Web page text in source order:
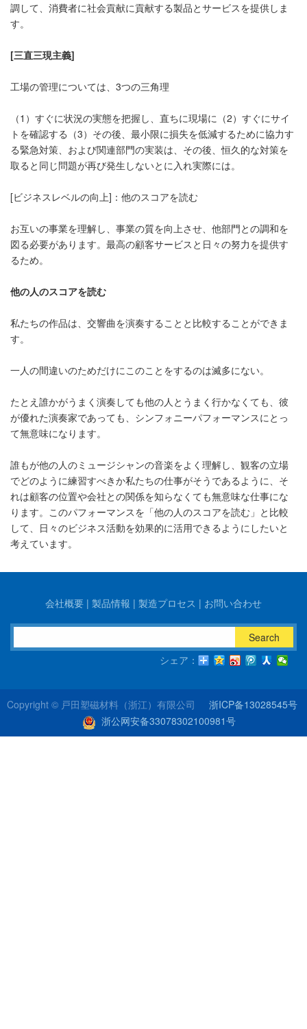
調して、消費者に社会貢献に貢献する製品とサービスを提供しま
す。
[三直三現主義]
工場の管理については、3つの三角理
（1）すぐに状況の実態を把握し、直ちに現場に（2）すぐにサイ
トを確認する（3）その後、最小限に損失を低減するために協力す
る緊急対策、および関連部門の実装は、その後、恒久的な対策を
取ると同じ問題が再び発生しないとに入れ実際には。
[ビジネスレベルの向上]：他のスコアを読む
お互いの事業を理解し、事業の質を向上させ、他部門との調和を
図る必要があります。最高の顧客サービスと日々の努力を提供す
るため。
他の人のスコアを読む
私たちの作品は、交響曲を演奏することと比較することができま
す。
一人の間違いのためだけにこのことをするのは滅多にない。
たとえ誰かがうまく演奏しても他の人とうまく行かなくても、彼
が優れた演奏家であっても、シンフォニーパフォーマンスにとっ
て無意味になります。
誰もが他の人のミュージシャンの音楽をよく理解し、観客の立場
でどのように練習すべきか私たちの仕事がそうであるように、そ
れは顧客の位置や会社との関係を知らなくても無意味な仕事にな
ります。このパフォーマンスを「他の人のスコアを読む」と比較
して、日々のビジネス活動を効果的に活用できるようにしたいと
考えています。
会社概要 | 製品情報 | 製造プロセス | お問い合わせ
Search
シェア：
Copyright © 戸田塑磁材料（浙江）有限公司
浙ICP备13028545号
浙公网安备33078302100981号